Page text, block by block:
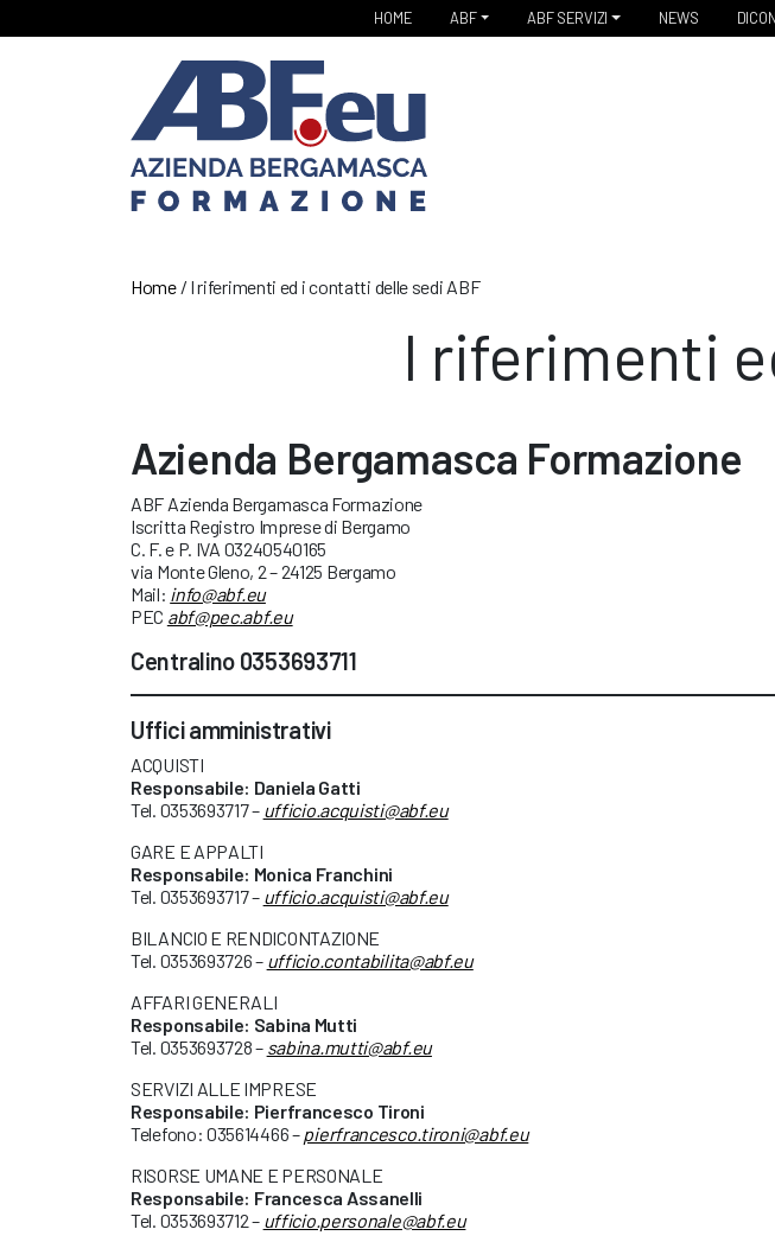
HOME ABF ABF SERVIZI NEWS
Home/ I riferimenti ed i contatti delle sedi ABF
I riferimenti
Azienda Bergamasca Formazione
ABF Azienda Bergamasca Formazione
Iscritta Registro Imprese di Bergamo
C. F. e P. IVA 03240540165
via Monte Gleno, 2 – 24125 Bergamo
Mail: info@abf.eu
PEC abf@pec.abf.eu
Centralino 0353693711
Uffici amministrativi
ACQUISTI
Responsabile: Daniela Gatti
Tel. 0353693717 – ufficio.acquisti@abf.eu
GARE E APPALTI
Responsabile: Monica Franchini
Tel. 0353693717 – ufficio.acquisti@abf.eu
BILANCIO E RENDICONTAZIONE
Tel. 0353693726 – ufficio.contabilita@abf.eu
AFFARI GENERALI
Responsabile: Sabina Mutti
Tel. 0353693728 – sabina.mutti@abf.eu
SERVIZI ALLE IMPRESE
Responsabile: Pierfrancesco Tironi
Telefono: 035614466 –pierfrancesco.tironi@abf.eu
RISORSE UMANE E PERSONALE
Responsabile: Francesca Assanelli
Tel. 0353693712 – ufficio.personale@abf.eu